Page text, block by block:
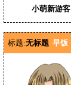
小萌新游客
标题:无标题 早饭